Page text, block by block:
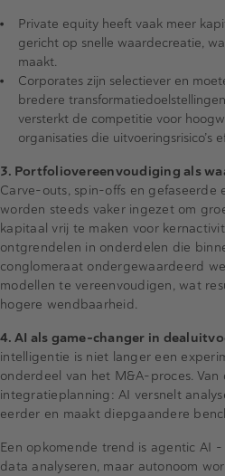
Private equity heeft vaak meer
gericht op snelle waardecreatie,
maakt.
Corporates zijn selectiever en
bredere
versterkt de competitie voor
organisaties die uitvoeringsrisico’s
3. Portfoliovereenvoudiging als
Carve-outs, spin-offs en gefaseerde
worden steeds vaker ingezet om
kapitaal vrij te maken voor
ontgrendelen in onderdelen die
conglomeraat ondergewaardeerd
modellen te vereenvoudigen, wat
hogere wendbaarheid.
4. AI als game-changer in
intelligentie is niet langer een
onderdeel van het M&A-proces.
integratieplanning: AI versnelt
eerder en maakt diepgaandere
Een opkomende trend is agentic AI
data analyseren, maar autonoom